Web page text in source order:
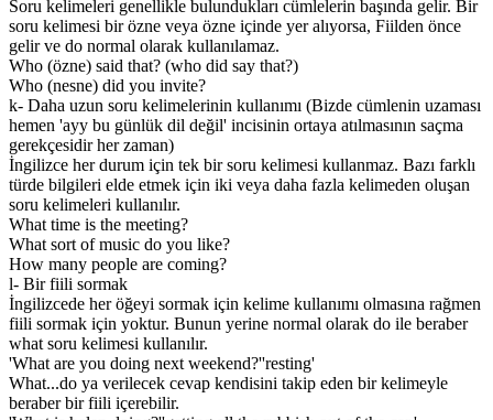
Soru kelimeleri genellikle bulundukları cümlelerin başında gelir. Bir
soru kelimesi bir özne veya özne içinde yer alıyorsa, Fiilden önce
gelir ve do normal olarak kullanılamaz.
Who (özne) said that? (who did say that?)
Who (nesne) did you invite?
k- Daha uzun soru kelimelerinin kullanımı (Bizde cümlenin uzaması
hemen 'ayy bu günlük dil değil' incisinin ortaya atılmasının saçma
gerekçesidir her zaman)
İngilizce her durum için tek bir soru kelimesi kullanmaz. Bazı farklı
türde bilgileri elde etmek için iki veya daha fazla kelimeden oluşan
soru kelimeleri kullanılır.
What time is the meeting?
What sort of music do you like?
How many people are coming?
l- Bir fiili sormak
İngilizcede her öğeyi sormak için kelime kullanımı olmasına rağmen
fiili sormak için yoktur. Bunun yerine normal olarak do ile beraber
what soru kelimesi kullanılır.
'What are you doing next weekend?''resting'
What...do ya verilecek cevap kendisini takip eden bir kelimeyle
beraber bir fiili içerebilir.